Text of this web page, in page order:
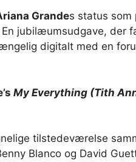
Grandes status som
jubilæumsudgave, der
digitalt med en
My Everything (Tith
tilstedeværelse
Blanco og David